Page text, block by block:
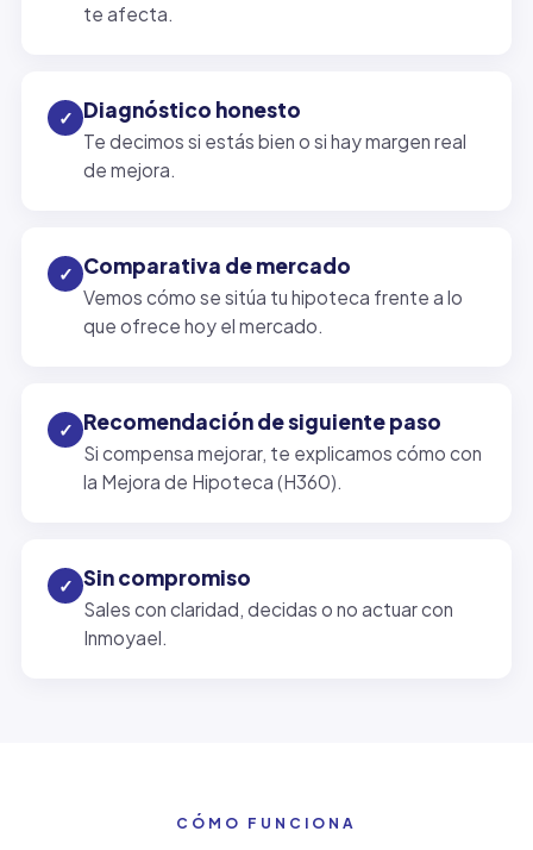
te afecta.
✓ Diagnóstico honesto
Te decimos si estás bien o si hay margen real
de mejora.
✓ Comparativa de mercado
Vemos cómo se sitúa tu hipoteca frente a lo
que ofrece hoy el mercado.
✓ Recomendación de siguiente paso
Si compensa mejorar, te explicamos cómo con
la Mejora de Hipoteca (H360).
✓ Sin compromiso
Sales con claridad, decidas o no actuar con
Inmoyael.
CÓMO FUNCIONA